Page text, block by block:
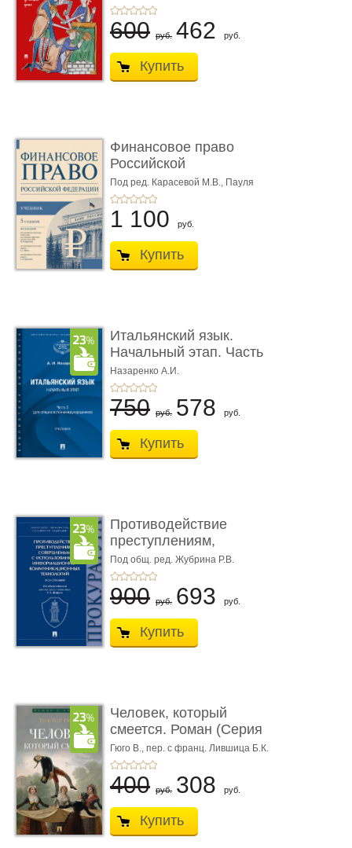
600 руб. 462 руб.
Купить
Финансовое право
Российской
Федерации. 5-е изд�
...
Под ред. Карасевой М.В., Пауля
А.Г., Красюкова А.В.
1 100 руб.
Купить
Итальянский язык.
Начальный этап. Часть
2. Учеб� ...
Назаренко А.И.
750 руб. 578 руб.
Купить
Противодействие
преступлениям,
совершаемым с ...
Под общ. ред. Жубрина Р.В.
900 руб. 693 руб.
Купить
Человек, который
смеется. Роман (Серия
«Роман с ...
Гюго В., пер. с франц. Лившица Б.К.
400 руб. 308 руб.
Купить